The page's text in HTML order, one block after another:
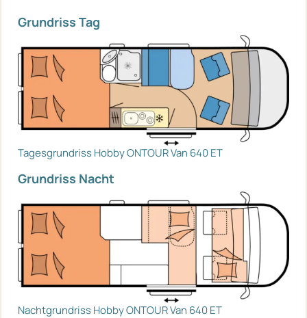
Grundriss Tag
Tagesgrundriss Hobby ONTOUR Van 640 ET
Grundriss Nacht
Nachtgrundriss Hobby ONTOUR Van 640 ET